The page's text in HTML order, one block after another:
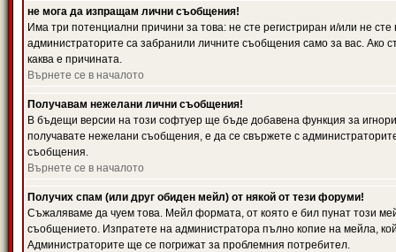
не мога да изпращам лични съобщения!
Има три потенциални причини за това: не сте регистриран и/или не
администраторите са забранили личните съобщения само за вас. Ако
каква е причината.
Върнете се в началото
Получавам нежелани лични съобщения!
В бъдещи версии на този софтуер ще бъде добавена функция за
получавате нежелани съобщения, е да се свържете с
съобщения.
Върнете се в началото
Получих спам (или друг обиден мейл) от някой от тези форуми!
Съжаляваме да чуем това. Мейл формата, от която е бил пунат този
съобщението. Изпратете на администратора пълно копие на мейла,
Администраторите ще се погрижат за проблемния потребител.